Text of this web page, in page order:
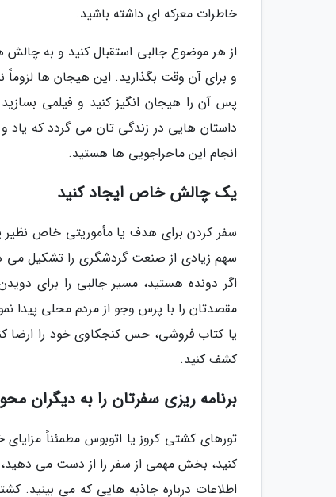
خاطرات معرکه ای داشته باشید.
از هر موضوع جالبی استقبال کنید و به
و برای آن وقت بگذارید. این هیجان ها لزوماً
پس آن را هیجان انگیز کنید و فیلمی
داستان هایی در زندگی تان می گردد که یاد
انجام این ماجراجویی ها هستید.
یک چالش خاص ایجاد کنید
سفر کردن برای هدف یا مأموریتی خاص نظیر
سهم زیادی از صنعت گردشگری را تشکیل می
اگر دونده هستید، مسیر جالبی را برای
مقصدتان را با پرس وجو از مردم محلی پیدا
یا کتاب فروشی، حس کنجکاوی خود را ارضا
کشف کنید.
برنامه ریزی سفرتان را به دیگران
تورهای کشتی کروز یا اتوبوس مطمئناً
کنید، بخش مهمی از سفر را از دست می دهید،
اطلاعات درباره جاذبه هایی که می بینید.